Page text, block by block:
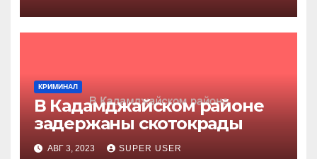
КРИМИНАЛ
В Кадамджайском районе
задержаны скотокрады
АВГ 3, 2023 SUPER USER